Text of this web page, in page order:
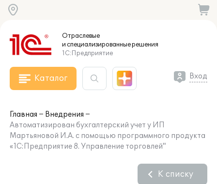
Отраслевые
и специализированныерешения
1С:Предприятие
Каталог Вход
Главная
Внедрения
Автоматизирован бухгалтерский учет у ИП
Мартьяновой И.А. с помощью программного продукта
«1С:Предприятие 8. Управление торговлей"
К списку